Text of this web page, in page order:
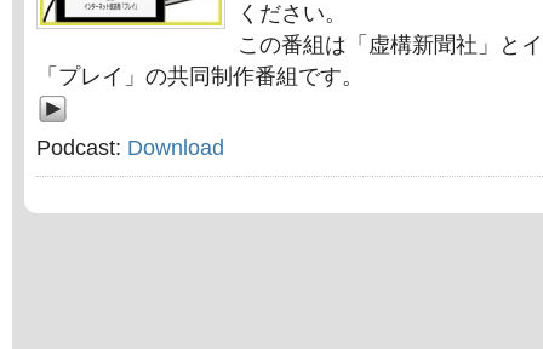
ください。
この番組は「虚構新聞社」と
「プレイ」の共同制作番組です。
Podcast: Download